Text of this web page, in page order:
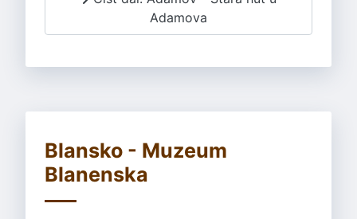
Adamova
Blansko - Muzeum
Blanenska